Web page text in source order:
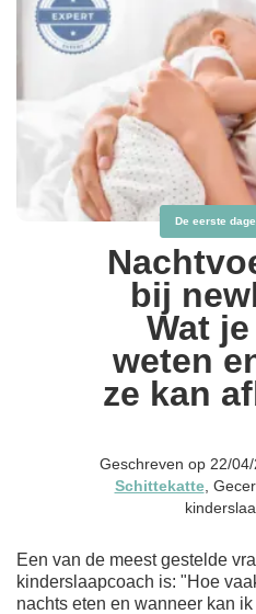
De eerste
bij
Wat
weten
ze kan
Geschreven op 22/
Schittekatte,
Een van de meest gestelde
kinderslaapcoach is: "Hoe
nachts eten en wanneer kan